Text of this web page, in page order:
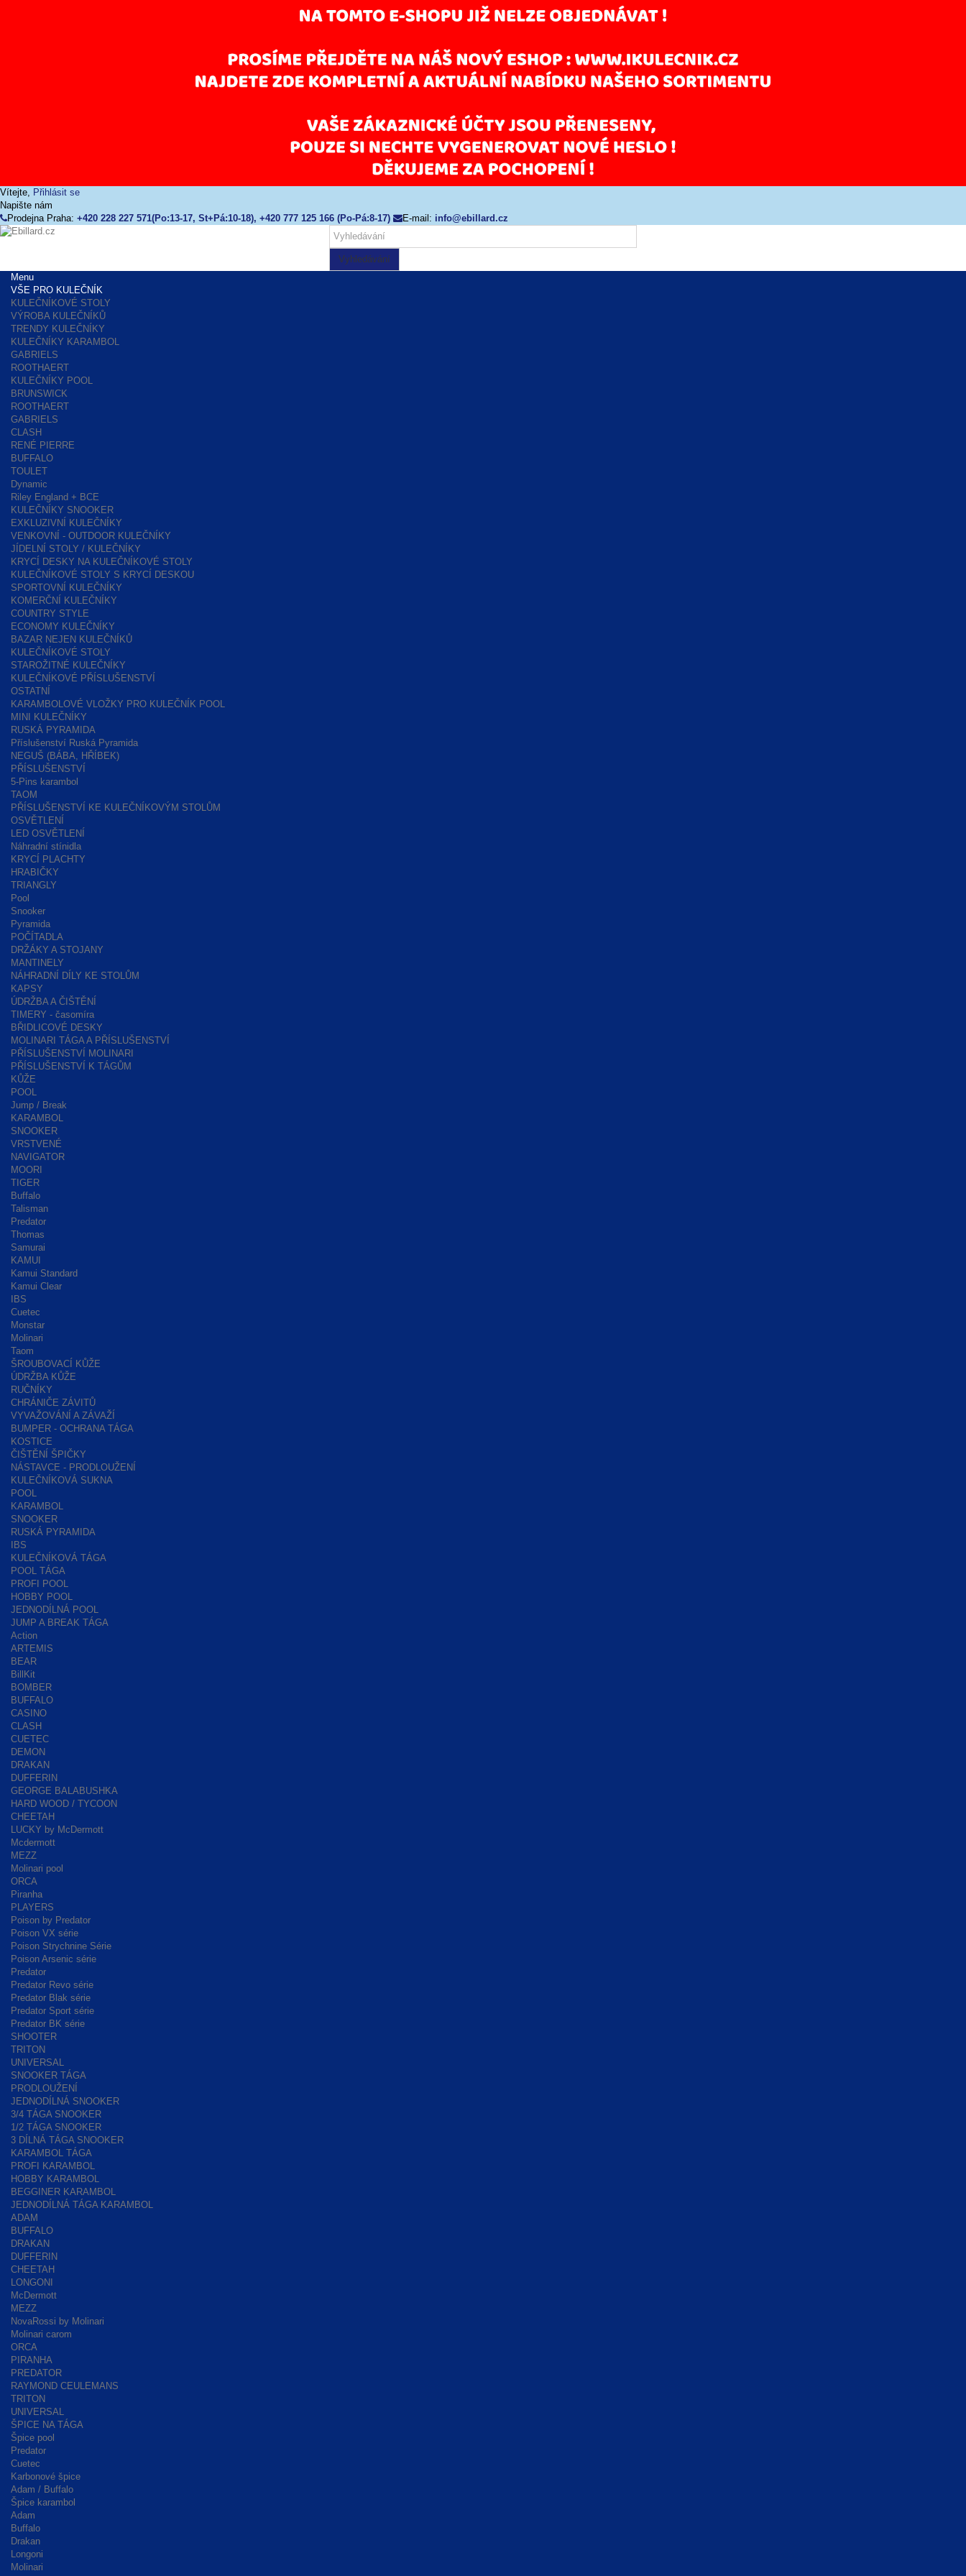
Vítejte,
Přihlásit se
Napište nám
Prodejna Praha: +420 228 227 571(Po:13-17, St+Pá:10-18), +420 777 125 166 (Po-Pá:8-17) E-mail: info@ebillard.cz
Vyhledávání
Menu
VŠE PRO KULEČNÍK
KULEČNÍKOVÉ STOLY
VÝROBA KULEČNÍKŮ
TRENDY KULEČNÍKY
KULEČNÍKY KARAMBOL
GABRIELS
ROOTHAERT
KULEČNÍKY POOL
BRUNSWICK
ROOTHAERT
GABRIELS
CLASH
RENÉ PIERRE
BUFFALO
TOULET
Dynamic
Riley England + BCE
KULEČNÍKY SNOOKER
EXKLUZIVNÍ KULEČNÍKY
VENKOVNÍ - OUTDOOR KULEČNÍKY
JÍDELNÍ STOLY / KULEČNÍKY
KRYCÍ DESKY NA KULEČNÍKOVÉ STOLY
KULEČNÍKOVÉ STOLY S KRYCÍ DESKOU
SPORTOVNÍ KULEČNÍKY
KOMERČNÍ KULEČNÍKY
COUNTRY STYLE
ECONOMY KULEČNÍKY
BAZAR NEJEN KULEČNÍKŮ
KULEČNÍKOVÉ STOLY
STAROŽITNÉ KULEČNÍKY
KULEČNÍKOVÉ PŘÍSLUŠENSTVÍ
OSTATNÍ
KARAMBOLOVÉ VLOŽKY PRO KULEČNÍK POOL
MINI KULEČNÍKY
RUSKÁ PYRAMIDA
Příslušenství Ruská Pyramida
NEGUŠ (BÁBA, HŘÍBEK)
PŘÍSLUŠENSTVÍ
5-Pins karambol
TAOM
PŘÍSLUŠENSTVÍ KE KULEČNÍKOVÝM STOLŮM
OSVĚTLENÍ
LED OSVĚTLENÍ
Náhradní stínidla
KRYCÍ PLACHTY
HRABIČKY
TRIANGLY
Pool
Snooker
Pyramida
POČÍTADLA
DRŽÁKY A STOJANY
MANTINELY
NÁHRADNÍ DÍLY KE STOLŮM
KAPSY
ÚDRŽBA A ČIŠTĚNÍ
TIMERY - časomíra
BŘIDLICOVÉ DESKY
MOLINARI TÁGA A PŘÍSLUŠENSTVÍ
PŘÍSLUŠENSTVÍ MOLINARI
PŘÍSLUŠENSTVÍ K TÁGŮM
KŮŽE
POOL
Jump / Break
KARAMBOL
SNOOKER
VRSTVENÉ
NAVIGATOR
MOORI
TIGER
Buffalo
Talisman
Predator
Thomas
Samurai
KAMUI
Kamui Standard
Kamui Clear
IBS
Cuetec
Monstar
Molinari
Taom
ŠROUBOVACÍ KŮŽE
ÚDRŽBA KŮŽE
RUČNÍKY
CHRÁNIČE ZÁVITŮ
VYVAŽOVÁNÍ A ZÁVAŽÍ
BUMPER - OCHRANA TÁGA
KOSTICE
ČIŠTĚNÍ ŠPIČKY
NÁSTAVCE - PRODLOUŽENÍ
KULEČNÍKOVÁ SUKNA
POOL
KARAMBOL
SNOOKER
RUSKÁ PYRAMIDA
IBS
KULEČNÍKOVÁ TÁGA
POOL TÁGA
PROFI POOL
HOBBY POOL
JEDNODÍLNÁ POOL
JUMP A BREAK TÁGA
Action
ARTEMIS
BEAR
BillKit
BOMBER
BUFFALO
CASINO
CLASH
CUETEC
DEMON
DRAKAN
DUFFERIN
GEORGE BALABUSHKA
HARD WOOD / TYCOON
CHEETAH
LUCKY by McDermott
Mcdermott
MEZZ
Molinari pool
ORCA
Piranha
PLAYERS
Poison by Predator
Poison VX série
Poison Strychnine Série
Poison Arsenic série
Predator
Predator Revo série
Predator Blak série
Predator Sport série
Predator BK série
SHOOTER
TRITON
UNIVERSAL
SNOOKER TÁGA
PRODLOUŽENÍ
JEDNODÍLNÁ SNOOKER
3/4 TÁGA SNOOKER
1/2 TÁGA SNOOKER
3 DÍLNÁ TÁGA SNOOKER
KARAMBOL TÁGA
PROFI KARAMBOL
HOBBY KARAMBOL
BEGGINER KARAMBOL
JEDNODÍLNÁ TÁGA KARAMBOL
ADAM
BUFFALO
DRAKAN
DUFFERIN
CHEETAH
LONGONI
McDermott
MEZZ
NovaRossi by Molinari
Molinari carom
ORCA
PIRANHA
PREDATOR
RAYMOND CEULEMANS
TRITON
UNIVERSAL
ŠPICE NA TÁGA
Špice pool
Predator
Cuetec
Karbonové špice
Adam / Buffalo
Špice karambol
Adam
Buffalo
Drakan
Longoni
Molinari